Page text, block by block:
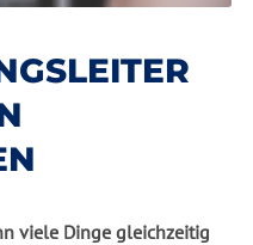
viele Dinge gleichzeitig